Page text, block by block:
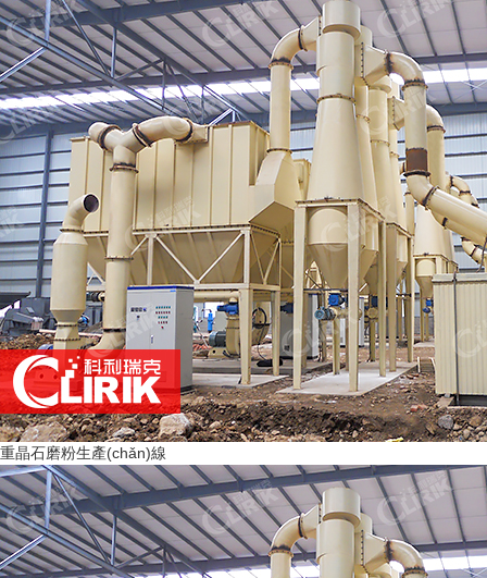
重晶石磨粉生產(chǎn)線